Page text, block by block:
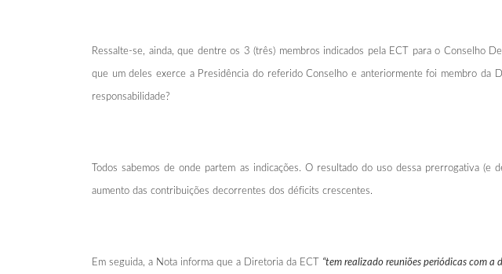
Ressalte-se, ainda, que dentre os 3 (três) membros indicados pela ECT para o Conselho
que um deles exerce a Presidência do referido Conselho e anteriormente foi membro da
responsabilidade?
Todos sabemos de onde partem as indicações. O resultado do uso dessa prerrogativa
aumento das contribuições decorrentes dos déficits crescentes.
Em seguida, a Nota informa que a Diretoria da ECT “tem realizado reuniões periódicas com